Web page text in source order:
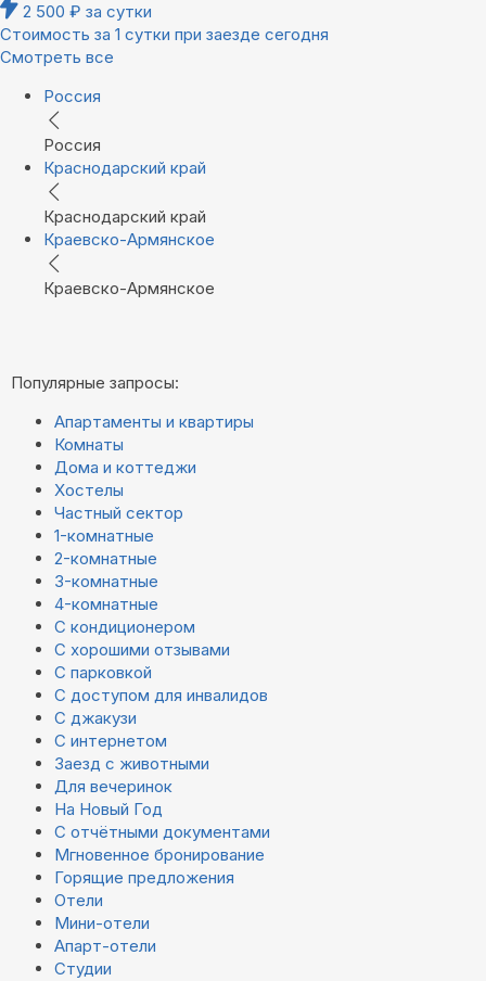
2 500 ₽ за сутки
Стоимость за 1 сутки при заезде сегодня
Смотреть все
Россия
Россия
Краснодарский край
Краснодарский край
Краевско-Армянское
Краевско-Армянское
Популярные запросы:
Апартаменты и квартиры
Комнаты
Дома и коттеджи
Хостелы
Частный сектор
1-комнатные
2-комнатные
3-комнатные
4-комнатные
С кондиционером
С хорошими отзывами
С парковкой
С доступом для инвалидов
С джакузи
С интернетом
Заезд с животными
Для вечеринок
На Новый Год
С отчётными документами
Мгновенное бронирование
Горящие предложения
Отели
Мини-отели
Апарт-отели
Студии